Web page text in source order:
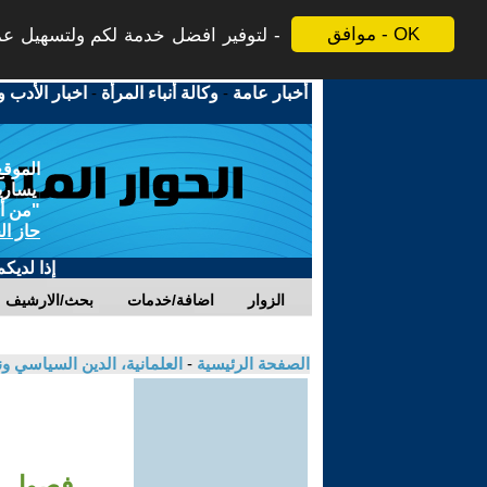
موافق - OK لتوفير افضل خدمة لكم ولتسهيل
أخبار عامة -وكالة أنباء المرأة - اخبار الأدب
"من
حاز
إذا
بحث/الارشيف اضافة/خدمات الزوار
الصفحة الرئيسية - العلمانية، الدين السياسي